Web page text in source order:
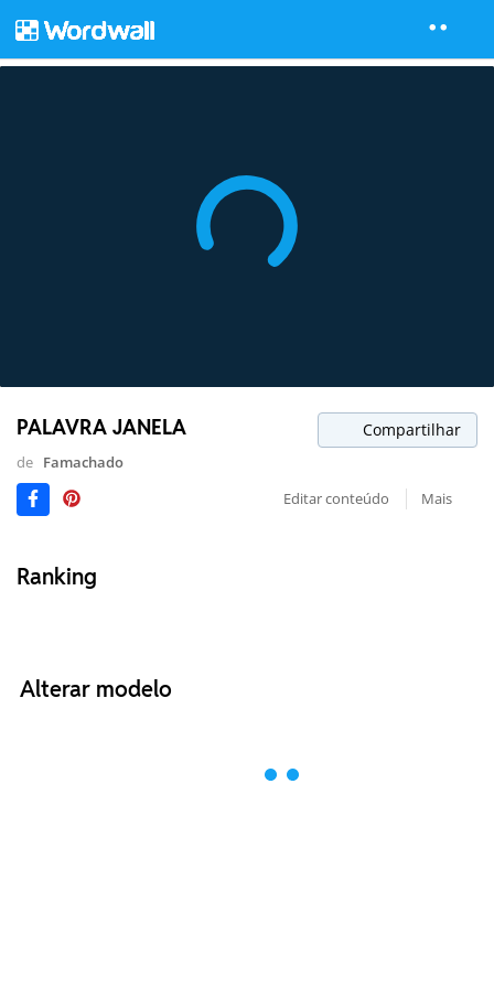
PALAVRA JANELA Compartilhar
de Famachado
Editar conteúdo
Mais
Ranking
Alterar modelo